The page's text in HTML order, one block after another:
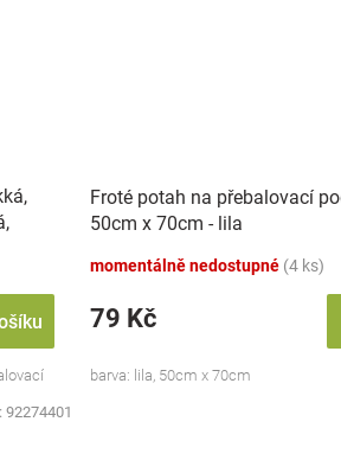
92274401
Froté potah na přebalovací
50cm x 70cm - lila
momentálně nedostupné (4 ks)
79 Kč
barva: lila, 50cm x 70cm